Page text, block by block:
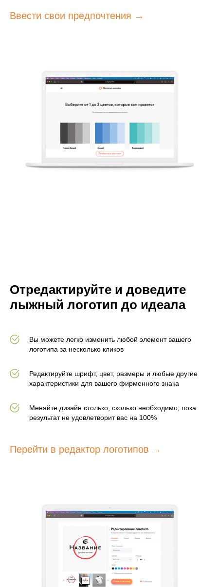
Ввести свои предпочтения
Отредактируйте и доведите
лыжный логотип до идеала
Вы можете легко изменить любой элемент вашего
логотипа за несколько кликов
Редактируйте шрифт, цвет, размеры и любые другие
характеристики для вашего фирменного знака
Меняйте дизайн столько, сколько необходимо, пока
результат не удовлетворит вас на 100%
Перейти в редактор логотипов